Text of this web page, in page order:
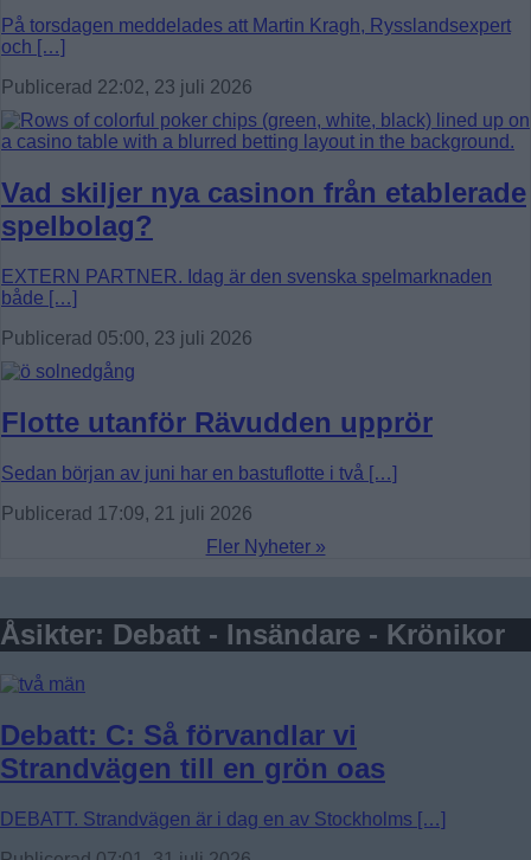
På torsdagen meddelades att Martin Kragh, Rysslandsexpert
och […]
Publicerad 22:02, 23 juli 2026
Vad skiljer nya casinon från etablerade
spelbolag?
EXTERN PARTNER. Idag är den svenska spelmarknaden
både […]
Publicerad 05:00, 23 juli 2026
Flotte utanför Rävudden upprör
Sedan början av juni har en bastuflotte i två […]
Publicerad 17:09, 21 juli 2026
Fler Nyheter »
Åsikter: Debatt - Insändare - Krönikor
Debatt: C: Så förvandlar vi
Strandvägen till en grön oas
DEBATT. Strandvägen är i dag en av Stockholms […]